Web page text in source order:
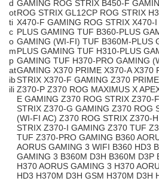
d
ot
ti
c
o
m
p
at
ib
ili
GAMING ROG STRIX B450-F
ROG STRIX GL12CP ROG STRIX
X470-F GAMING ROG STRIX X470-
PLUS GAMING TUF B360-PLUS
GAMING (WI-FI) TUF B360M-PLUS
PLUS GAMING TUF H310-PLUS
GAMING TUF H370-PRO GAMING
GAMING X370 PRIME X370-A X370
STRIX X370-F GAMING Z370
Z370-P Z370 ROG MAXIMUS X
E GAMING Z370 ROG STRIX Z370-
STRIX Z370-G GAMING Z370 ROG
(WI-FI AC) Z370 ROG STRIX Z370-
STRIX Z370-I GAMING Z370 TUF
TUF Z370-PRO GAMING B360
AORUS GAMING 3 WIFI B360 HD3
GAMING 3 B360M D3H B360M D3P
H370 AORUS GAMING 3 H370
HD3 H370M D3H GSM H370M D3H